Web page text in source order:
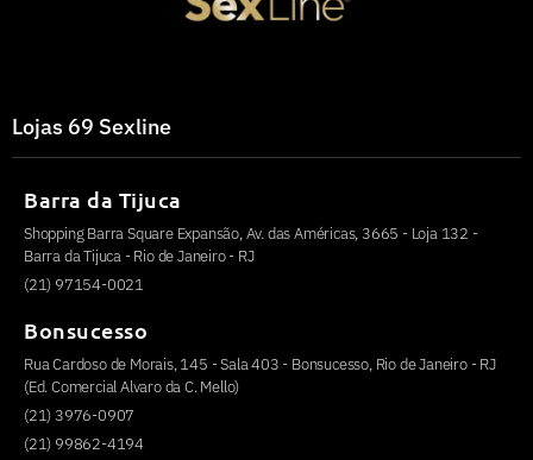
Lojas 69 Sexline
Barra da Tijuca
Shopping Barra Square Expansão, Av. das Américas, 3665 - Loja 132 -
Barra da Tijuca - Rio de Janeiro - RJ
(21) 97154-0021
Bonsucesso
Rua Cardoso de Morais, 145 - Sala 403 - Bonsucesso, Rio de Janeiro - RJ
(Ed. Comercial Alvaro da C. Mello)
(21) 3976-0907
(21) 99862-4194